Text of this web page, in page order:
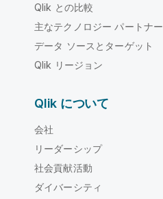
Qlik との比較
主なテクノロジー パートナー
データ ソースとターゲット
Qlik リージョン
Qlik について
会社
リーダーシップ
社会貢献活動
ダイバーシティ